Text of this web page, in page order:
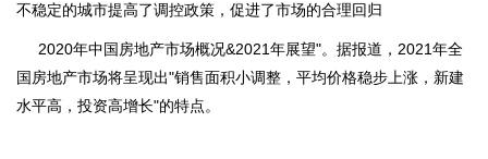
不稳定的城市提高了调控政策，促进了市场的合理回归
2020年中国房地产市场概况&2021年展望"。据报道，2021年全
国房地产市场将呈现出"销售面积小调整，平均价格稳步上涨，新建
水平高，投资高增长"的特点。